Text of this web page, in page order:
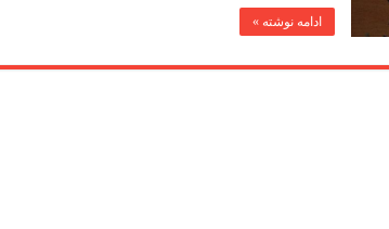
ادامه نوشته »